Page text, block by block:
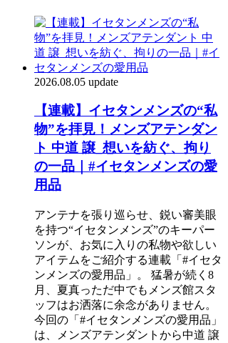
2026.08.05 update
【連載】イセタンメンズの“私
物”を拝見！メンズアテンダン
ト 中道 譲_想いを紡ぐ、拘り
の一品｜#イセタンメンズの愛
用品
アンテナを張り巡らせ、鋭い審美眼
を持つ“イセタンメンズ”のキーパー
ソンが、お気に入りの私物や欲しい
アイテムをご紹介する連載「#イセタ
ンメンズの愛用品」。 猛暑が続く8
月、夏真っただ中でもメンズ館スタ
ッフはお洒落に余念がありません。
今回の「#イセタンメンズの愛用品」
は、メンズアテンダントから中道 譲